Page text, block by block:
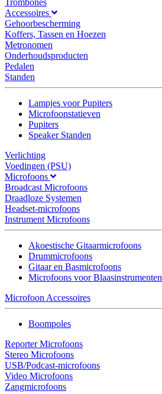
Trombones
Accessoires
Gehoorbescherming
Koffers, Tassen en Hoezen
Metronomen
Onderhoudsproducten
Pedalen
Standen
Lampjes voor Pupiters
Microfoonstatieven
Pupiters
Speaker Standen
Verlichting
Voedingen (PSU)
Microfoons
Broadcast Microfoons
Draadloze Systemen
Headset-microfoons
Instrument Microfoons
Akoestische Gitaarmicrofoons
Drummicrofoons
Gitaar en Basmicrofoons
Microfoons voor Blaasinstrumenten
Microfoon Accessoires
Boompoles
Reporter Microfoons
Stereo Microfoons
USB/Podcast-microfoons
Video Microfoons
Zangmicrofoons